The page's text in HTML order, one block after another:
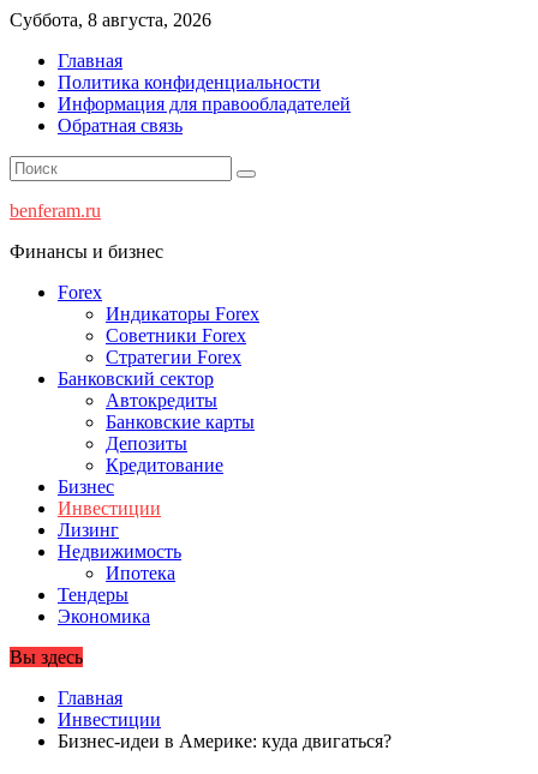
Перейти
содержимому
Суббота, 8 августа, 2026
Главная
Политика конфиденциальности
Информация для правообладателей
Обратная связь
benferam.ru
Финансы и бизнес
Forex
Индикаторы Forex
Советники Forex
Стратегии Forex
Банковский сектор
Автокредиты
Банковские карты
Депозиты
Кредитование
Бизнес
Инвестиции
Лизинг
Недвижимость
Ипотека
Тендеры
Экономика
Вы здесь
Главная
Инвестиции
Бизнес-идеи в Америке: куда двигаться?